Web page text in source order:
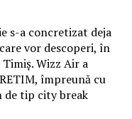
s-a concretizat deja
vor descoperi, în
Wizz Air a
împreună cu
de tip city break